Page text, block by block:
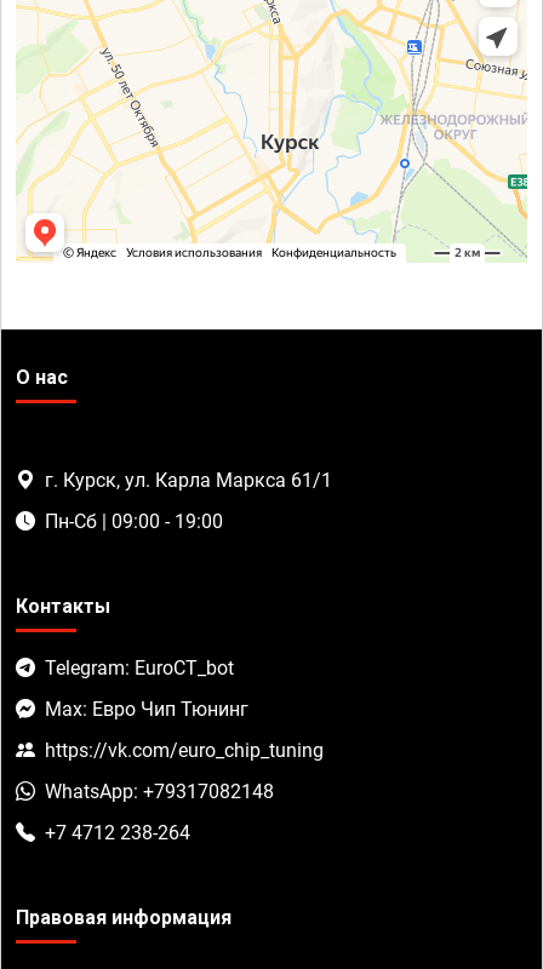
О нас
г. Курск, ул. Карла Маркса 61/1
Пн-Сб | 09:00 - 19:00
Контакты
Telegram: EuroCT_bot
Max: Евро Чип Тюнинг
https://vk.com/euro_chip_tuning
WhatsApp: +79317082148
+7 4712 238-264
Правовая информация